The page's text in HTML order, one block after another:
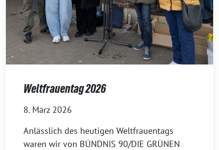
Weltfrauentag 2026
8. März 2026
Anlässlich des heutigen Weltfrauentags
waren wir von BÜNDNIS 90/DIE GRÜNEN